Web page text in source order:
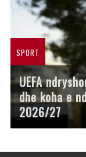
SPORT
UEFA
dhe koha e
2026/27